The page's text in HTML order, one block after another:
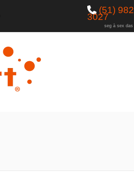
(51)
3027
seg à sex